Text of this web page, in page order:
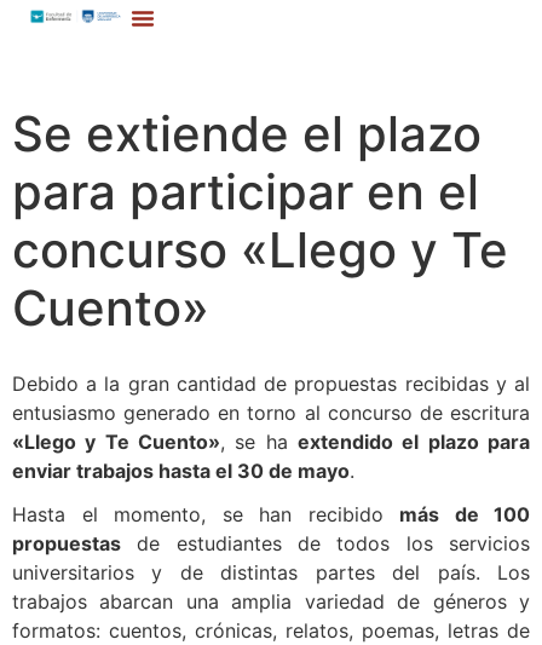
Se extiende el plazo
para participar en el
concurso «Llego y Te
Cuento»
Debido a la gran cantidad de propuestas recibidas y al
entusiasmo generado en torno al concurso de escritura
«Llego y Te Cuento», se ha extendido el plazo para
enviar trabajos hasta el 30 de mayo.
Hasta el momento, se han recibido más de 100
propuestas de estudiantes de todos los servicios
universitarios y de distintas partes del país. Los
trabajos abarcan una amplia variedad de géneros y
formatos: cuentos, crónicas, relatos, poemas, letras de